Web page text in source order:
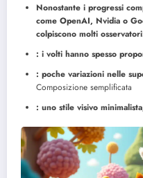
Nonostante i progressi
come OpenAI, Nvidia o
colpiscono molti
: i volti hanno spesso
: poche variazioni nelle
Composizione semplificata
: uno stile visivo